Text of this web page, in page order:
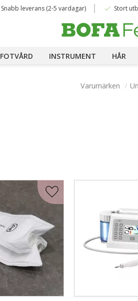
Snabb leverans (2-5 vardagar) done Stort
FOTVÅRD INSTRUMENT HÅR
Varumärken
Lägg till i favoriter